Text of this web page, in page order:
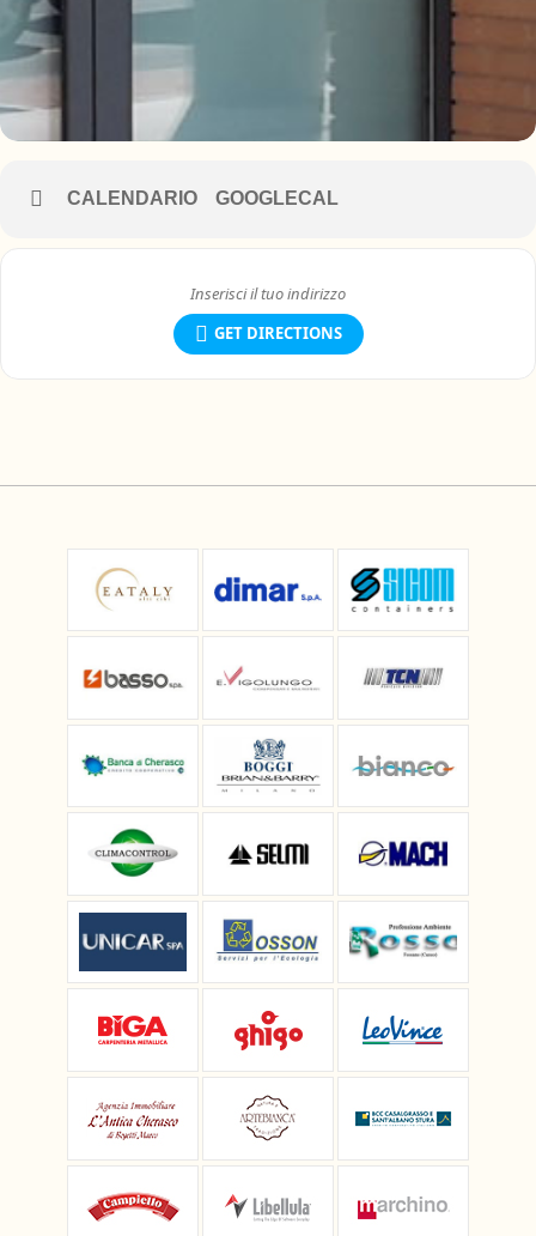
CALENDARIO GOOGLECAL
GET DIRECTIONS